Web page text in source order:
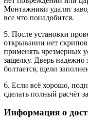
Монтажники удалят
все что понадобится.
5. После установки
открывании нет
применять чрезмерных
защелку. Дверь надежно
болтается, щели
6. Если всё хорошо,
сделать полный расчёт
Информация о